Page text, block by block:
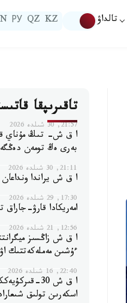
تالداۋ KZ
QZ
РУ
تاقىرىپقا
21:57, 30 شىلدە 2026
بەرى ەڭ تومەن
21:11, 30 شىلدە 2026
ا ق ش يراندا
17:30, 29 شىلدە 2026
امەريكادا قارۋ-جاراق
12:56, 21 شىلدە 2026
ا ق ش زاڭسىز
ءۇشىن مەملەكەتتىك
22:40, 16 شىلدە 2026
ا ق ش 30-
اسكەرىن تولىق